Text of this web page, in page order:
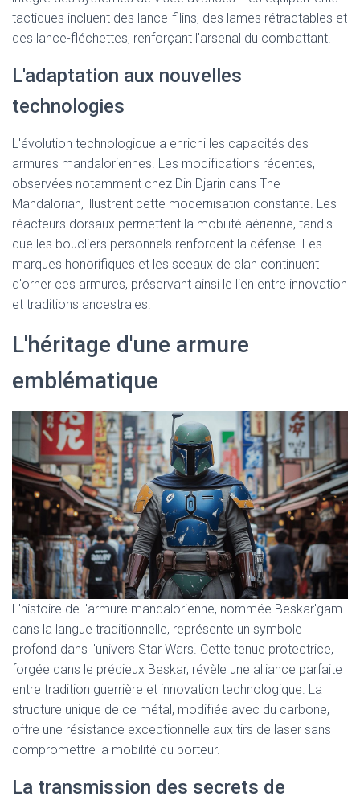
tactiques incluent des lance-filins, des lames rétractables et
des lance-fléchettes, renforçant l'arsenal du combattant.
L'adaptation aux nouvelles
technologies
L'évolution technologique a enrichi les capacités des
armures mandaloriennes. Les modifications récentes,
observées notamment chez Din Djarin dans The
Mandalorian, illustrent cette modernisation constante. Les
réacteurs dorsaux permettent la mobilité aérienne, tandis
que les boucliers personnels renforcent la défense. Les
marques honorifiques et les sceaux de clan continuent
d'orner ces armures, préservant ainsi le lien entre innovation
et traditions ancestrales.
L'héritage d'une armure
emblématique
L'histoire de l'armure mandalorienne, nommée Beskar'gam
dans la langue traditionnelle, représente un symbole
profond dans l'univers Star Wars. Cette tenue protectrice,
forgée dans le précieux Beskar, révèle une alliance parfaite
entre tradition guerrière et innovation technologique. La
structure unique de ce métal, modifiée avec du carbone,
offre une résistance exceptionnelle aux tirs de laser sans
compromettre la mobilité du porteur.
La transmission des secrets de